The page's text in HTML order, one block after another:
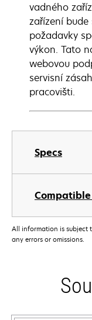
Specs
vadného
zařízení
požadavky
výkon. Tato
webovou
servisní
pracovišti.
All information is subject
any errors or omissions.